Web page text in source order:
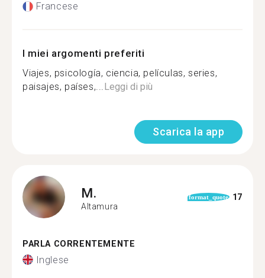
Francese
I miei argomenti preferiti
Viajes, psicología, ciencia, películas, series,
paisajes, países,...Leggi di più
Scarica la app
M.
Altamura
format_quote 17
PARLA CORRENTEMENTE
Inglese